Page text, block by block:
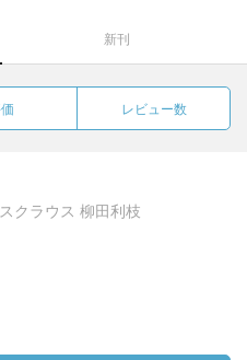
新刊
レビュー数
クラウス 柳田利枝